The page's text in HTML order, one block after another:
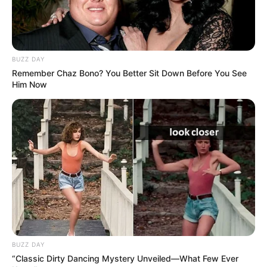
Qui est le meilleur actuellement au pronostic du
Tiercé Quarté Quinté? Pour rester informé, suivez
quotidiennement lesstatistiquesréalisées d’après la
sélection de la presse hippique que vous propose Le
Tocard.fr. Découvrez également parmi tous ces
donne les meilleurs pronostics pour les jeux du
Couplé (Jumelé) , 2sur4 et du jeu simple placé.
Suivez toutes cesmeilleures-statsqui sont réalisées
dans notre zone Turf en temps réel, avec une mise à
jour quotidienne établie après chaque arrivée du
Tiercé Quarté Quinté, dès que les résultats définitifs
sont annoncés et validés officiellement par le PMU.
BUZZ DAY
Remember Chaz Bono? You Better Sit Down Before You See
Him Now
BUZZ DAY
“Classic Dirty Dancing Mystery Unveiled—What Few Ever